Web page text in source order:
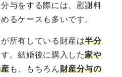
与をする際には、慰謝料
るケースも多いです。
所有している財産は半分
。結婚後に購入した家や
も、もちろん財産分与の